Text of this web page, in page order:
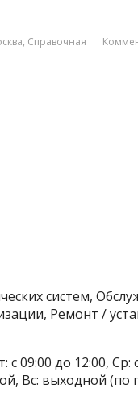
, Справочная
систем,
Ремонт /
09:00 до 12:00, Ср:
Вс: выходной